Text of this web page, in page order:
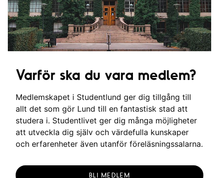
Varför ska du vara medlem?
Medlemskapet i Studentlund ger dig tillgång till
allt det som gör Lund till en fantastisk stad att
studera i. Studentlivet ger dig många möjligheter
att utveckla dig själv och värdefulla kunskaper
och erfarenheter även utanför föreläsningssalarna.
BLI MEDLEM